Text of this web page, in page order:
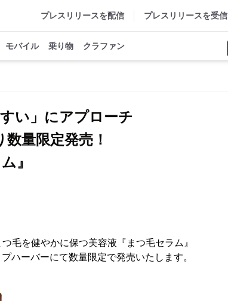
プレスリリースを配信 プレスリリースを受信
モバイル 乗り物 クラファン
い」にアプローチ
量限定発売！
』
毛を健やかに保つ美容液『まつ毛セラム』
ハーバーにて数量限定で発売いたします。